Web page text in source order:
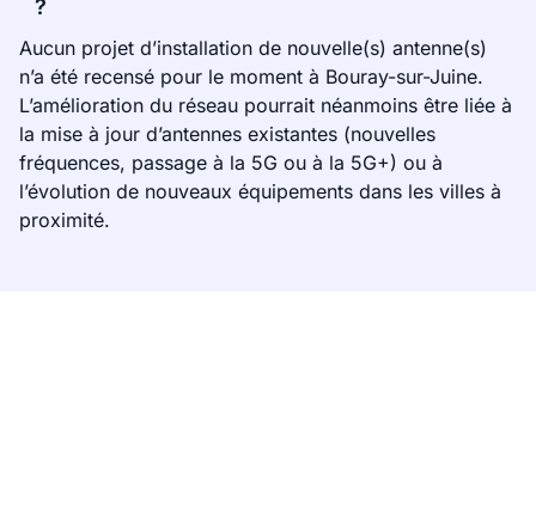
?
Aucun projet d’installation de nouvelle(s) antenne(s)
n’a été recensé pour le moment à Bouray-sur-Juine.
L’amélioration du réseau pourrait néanmoins être liée à
la mise à jour d’antennes existantes (nouvelles
fréquences, passage à la 5G ou à la 5G+) ou à
l’évolution de nouveaux équipements dans les villes à
proximité.